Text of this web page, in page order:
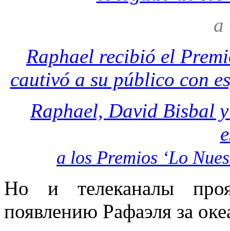
а
Raphael recibió el
cautivó a su público con
Raphael, David Bisbal
a los Premios ‘Lo
Но и телеканалы
появлению Рафаэля за